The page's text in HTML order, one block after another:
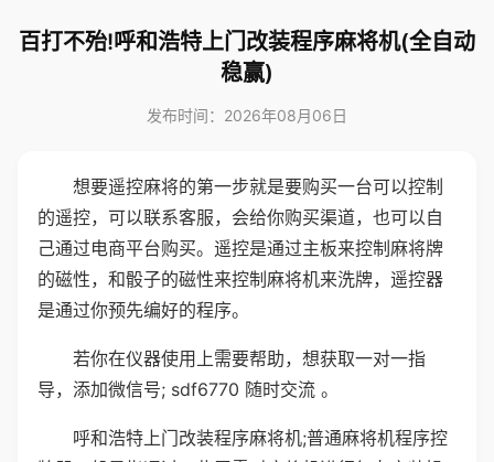
百打不殆!呼和浩特上门改装程序麻将机(全自动
稳赢)
发布时间：2026年08月06日
想要遥控麻将的第一步就是要购买一台可以控制
的遥控，可以联系客服，会给你购买渠道，也可以自
己通过电商平台购买。遥控是通过主板来控制麻将牌
的磁性，和骰子的磁性来控制麻将机来洗牌，遥控器
是通过你预先编好的程序。
若你在仪器使用上需要帮助，想获取一对一指
导，添加微信号; sdf6770 随时交流 。
呼和浩特上门改装程序麻将机;普通麻将机程序控